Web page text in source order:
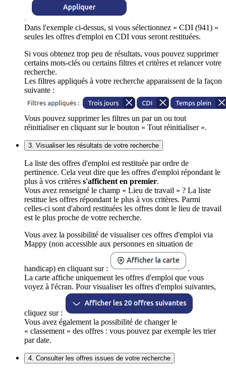
Dans l'exemple ci-dessus, si vous sélectionnez « CDI (941) »
seules les offres d'emploi en CDI vous seront restituées.
Si vous obtenez trop peu de résultats, vous pouvez supprimer
certains mots-clés ou certains filtres et critères et relancer votre
recherche.
Les filtres appliqués à votre recherche apparaissent de la façon
suivante :
Vous pouvez supprimer les filtres un par un ou tout
réinitialiser en cliquant sur le bouton « Tout réinitialiser ».
3. Visualiser les résultats de votre recherche
La liste des offres d'emploi est restituée par ordre de
pertinence. Cela veut dire que les offres d'emploi répondant le
plus à vos critères s'affichent en premier.
Vous avez renseigné le champ « Lieu de travail » ? La liste
restitue les offres répondant le plus à vos critères. Parmi
celles-ci sont d'abord restituées les offres dont le lieu de travail
est le plus proche de votre recherche.
Vous avez la possibilité de visualiser ces offres d'emploi via
Mappy (non accessible aux personnes en situation de
handicap) en cliquant sur :
.
La carte affiche uniquement les offres d'emploi que vous
voyez à l'écran. Pour visualiser les offres d'emploi suivantes,
cliquez sur :
Vous avez également la possibilité de changer le
« classement » des offres : vous pouvez par exemple les trier
par date.
4. Consulter les offres issues de votre recherche